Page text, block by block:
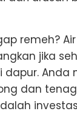
remeh?
jika
Anda
dan